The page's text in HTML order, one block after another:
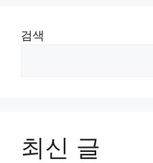
검색
최신 글